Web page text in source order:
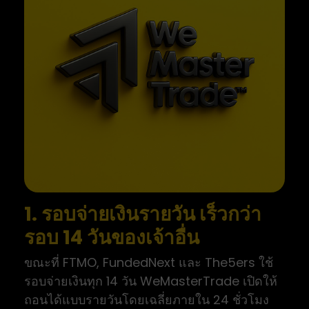
1. รอบจ่ายเงินรายวัน เร็วกว่า
รอบ 14 วันของเจ้าอื่น
ขณะที่ FTMO, FundedNext และ The5ers ใช้
รอบจ่ายเงินทุก 14 วัน WeMasterTrade เปิดให้
ถอนได้แบบรายวันโดยเฉลี่ยภายใน 24 ชั่วโมง